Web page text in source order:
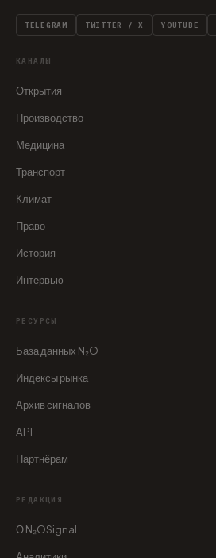
TELEGRAM TWITTER / X YOUTUBE
КАНАЛЫ
Открытия
Производство
Медицина
Транспорт
Климат
Право
История
Интервью
РЕСУРСЫ
База данных N₂O
Индексы рынка
Архив сигналов
API
Партнёрам
РЕДАКЦИЯ
О N₂OSignal